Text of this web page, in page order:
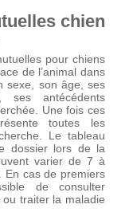
chien
pour chiens
de l’animal dans
sexe, son âge, ses
ses antécédents
Une fois ces
toutes les
Le tableau
dossier lors de la
varier de 7 à
En cas de premiers
de consulter
traiter la maladie